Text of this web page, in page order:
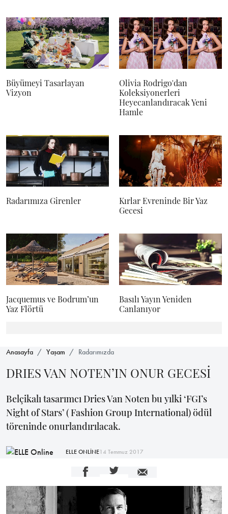
Büyümeyi Tasarlayan
Vizyon
Olivia Rodrigo'dan
Koleksiyonerleri
Heyecanlandıracak Yeni
Hamle
Radarımıza Girenler
Kırlar Evreninde Bir Yaz
Gecesi
Jacquemus ve Bodrum’un
Yaz Flörtü
Basılı Yayın Yeniden
Canlanıyor
Anasayfa Yaşam Radarımızda
DRIES VAN NOTEN’IN ONUR GECESİ
Belçikalı tasarımcı Dries Van Noten bu yılki ‘FGI’s
Night of Stars’ ( Fashion Group International) ödül
töreninde onurlandırılacak.
ELLE ONLİNE14 Temmuz 2017